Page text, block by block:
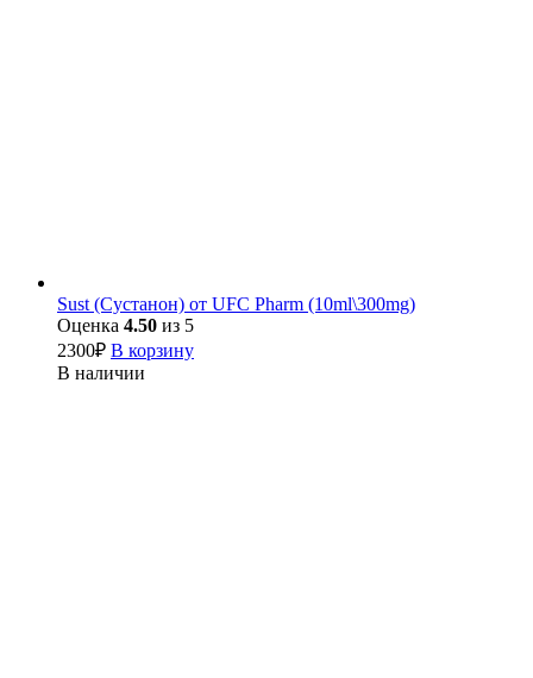
Sust (Сустанон) от UFC Pharm (10ml\300mg)
Оценка 4.50 из 5
2300₽ В корзину
В наличии